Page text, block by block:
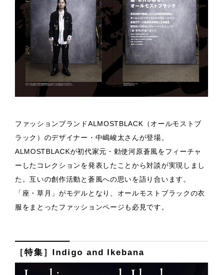
ファッションブランドALMOSTBLACK（オールモストブ
ラック）のデザイナー・中嶋峻太さんが登場。
ALMOSTBLACKが初代家元・勅使河原蒼風をフィーチャ
ーしたコレクションを発表したことから対談が実現しまし
た。互いの創作活動と蒼風への思いを語り合います。
「座・草月」がモデルとなり、オールモストブラックの衣
服をまとったファッションページも必見です。
［特集］Indigo and Ikebana